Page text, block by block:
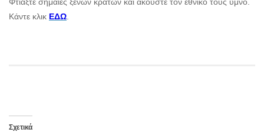
Κάντε κλικ ΕΔΩ
Σχετικά